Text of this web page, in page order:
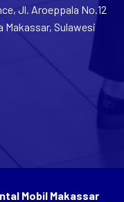
Jl. Aroeppala No.12
Makassar, Sulawesi
Mobil Makassar